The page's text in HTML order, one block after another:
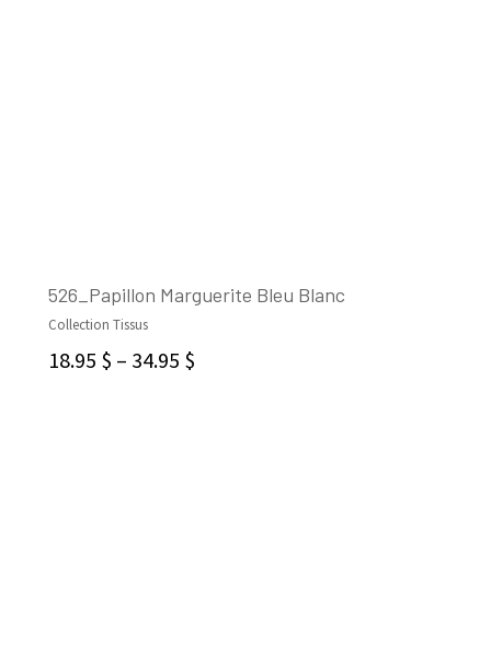
526_Papillon Marguerite Bleu Blanc
Collection Tissus
18.95 $ – 34.95 $